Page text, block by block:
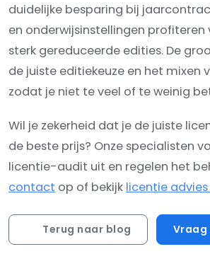
duidelijke besparing bij
en onderwijsinstellingen profiteren
sterk gereduceerde edities. De
de juiste editiekeuze en het mixen
zodat je niet te veel of te weinig
Wil je zekerheid dat je de juiste
de beste prijs? Onze specialisten
licentie-audit uit en regelen het
contact op of bekijk licentie
Terug naar blog Vraag